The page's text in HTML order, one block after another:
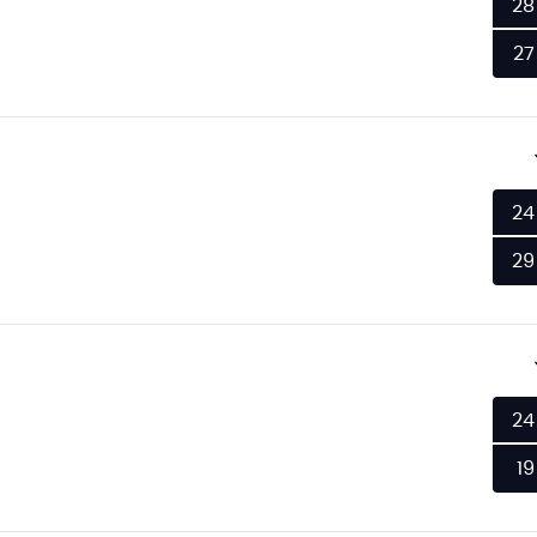
28
27
24
29
24
19